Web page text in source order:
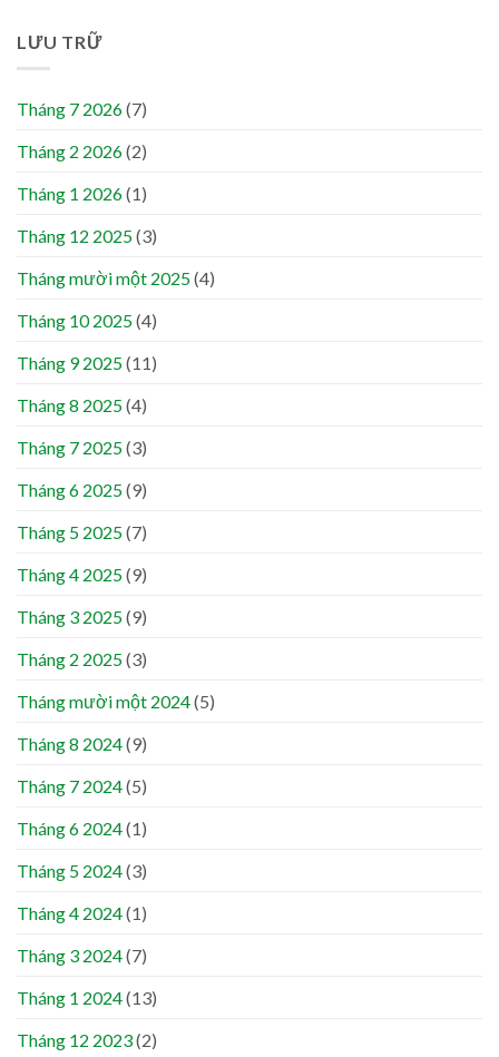
LƯU TRỮ
Tháng 7 2026(7)
Tháng 2 2026(2)
Tháng 1 2026(1)
Tháng 12 2025(3)
Tháng mười một 2025(4)
Tháng 10 2025(4)
Tháng 9 2025(11)
Tháng 8 2025(4)
Tháng 7 2025(3)
Tháng 6 2025(9)
Tháng 5 2025(7)
Tháng 4 2025(9)
Tháng 3 2025(9)
Tháng 2 2025(3)
Tháng mười một 2024(5)
Tháng 8 2024(9)
Tháng 7 2024(5)
Tháng 6 2024(1)
Tháng 5 2024(3)
Tháng 4 2024(1)
Tháng 3 2024(7)
Tháng 1 2024(13)
Tháng 12 2023(2)